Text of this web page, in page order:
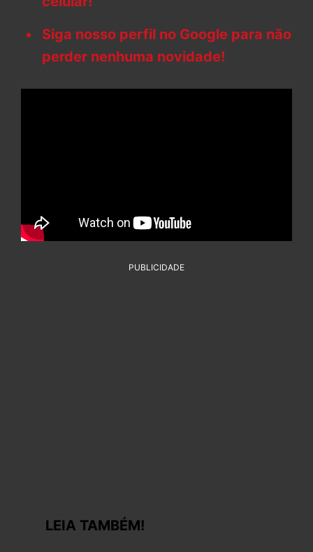
Siga nosso perfil no Google para não
perder nenhuma novidade!
PUBLICIDADE
LEIA TAMBÉM!